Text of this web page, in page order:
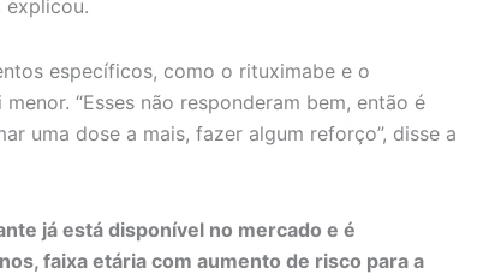
explicou.
específicos, como o rituximabe e o
“Esses não responderam bem, então é
uma dose a mais, fazer algum reforço”, disse a
já está disponível no mercado e é
faixa etária com aumento de risco para a